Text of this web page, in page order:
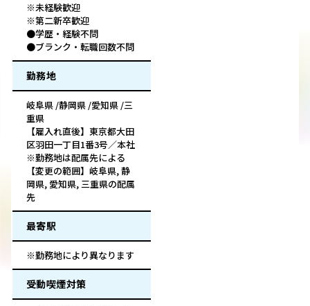
※未経験歓迎
※第二新卒歓迎
●学歴・経験不問
●ブランク・転職回数不問
勤務地
岐阜県 /静岡県 /愛知県 /三
重県
【雇入れ直後】東京都大田
区羽田一丁目1番3号／本社
※勤務地は配属先による
【変更の範囲】岐阜県, 静
岡県, 愛知県, 三重県の配属
先
最寄駅
※勤務地により異なります
受動喫煙対策